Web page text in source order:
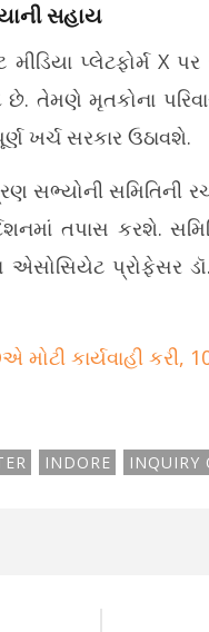
સહાય
પ્લેટફોર્મ X
છે. તેમણે મૃતકોના
ખર્ચ સરકાર ઉઠાવશે.
સભ્યોની સમિતિની
તપાસ કરશે.
પ્રોફેસર
મોટી કાર્યવાહી કરી,
INDORE INQUIRY